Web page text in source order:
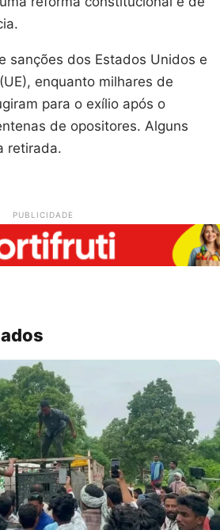
sanções dos Estados Unidos e
enquanto milhares de
para o exílio após o
de opositores. Alguns
retirada.
PUBLICIDADE